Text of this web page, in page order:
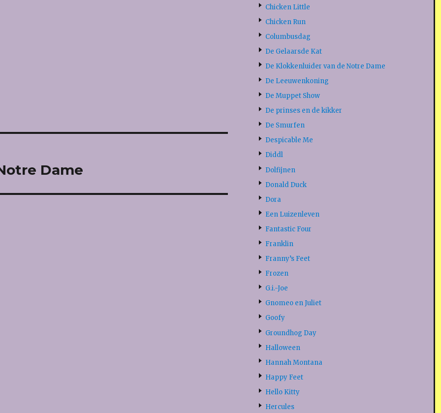
Dame
Chicken Little
Chicken Run
Columbusdag
De Gelaarsde Kat
De Klokkenluider van de Notre Dame
De Leeuwenkoning
De Muppet Show
De prinses en de kikker
De Smurfen
Despicable Me
Diddl
Dolfijnen
Donald Duck
Dora
Een Luizenleven
Fantastic Four
Franklin
Franny’s Feet
Frozen
G.i.-Joe
Gnomeo en Juliet
Goofy
Groundhog Day
Halloween
Hannah Montana
Happy Feet
Hello Kitty
Hercules